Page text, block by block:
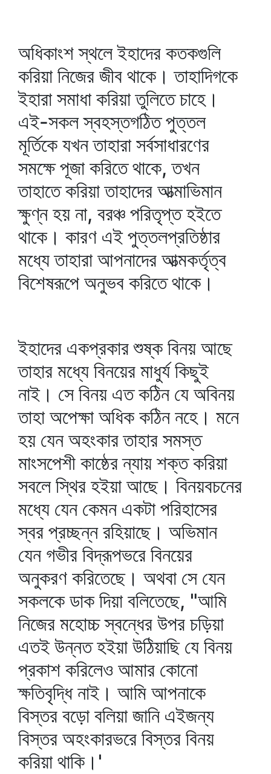
অধিকাংশ স্থলে ইহাদের কতকগুলি
করিয়া নিজের জীব থাকে। তাহাদিগকে
ইহারা সমাধা করিয়া তুলিতে চাহে।
এই-সকল স্বহস্তগঠিত পুত্তল
মূর্তিকে যখন তাহারা সর্বসাধারণের
সমক্ষে পূজা করিতে থাকে, তখন
তাহাতে করিয়া তাহাদের আত্মাভিমান
ক্ষুণ্ন হয় না, বরঞ্চ পরিতৃপ্ত হইতে
থাকে। কারণ এই পুত্তলপ্রতিষ্ঠার
মধ্যে তাহারা আপনাদের আত্মকর্তৃত্ব
বিশেষরূপে অনুভব করিতে থাকে।
ইহাদের একপ্রকার শুষ্ক বিনয় আছে
তাহার মধ্যে বিনয়ের মাধুর্য কিছুই
নাই। সে বিনয় এত কঠিন যে অবিনয়
তাহা অপেক্ষা অধিক কঠিন নহে। মনে
হয় যেন অহংকার তাহার সমস্ত
মাংসপেশী কাষ্ঠের ন্যায় শক্ত করিয়া
সবলে স্থির হইয়া আছে। বিনয়বচনের
মধ্যে যেন কেমন একটা পরিহাসের
স্বর প্রচ্ছন্ন রহিয়াছে। অভিমান
যেন গভীর বিদ্রূপভরে বিনয়ের
অনুকরণ করিতেছে। অথবা সে যেন
সকলকে ডাক দিয়া বলিতেছে, "আমি
নিজের মহোচ্চ স্বন্ধের উপর চড়িয়া
এতই উন্নত হইয়া উঠিয়াছি যে বিনয়
প্রকাশ করিলেও আমার কোনো
ক্ষতিবৃদ্ধি নাই। আমি আপনাকে
বিস্তর বড়ো বলিয়া জানি এইজন্য
বিস্তর অহংকারভরে বিস্তর বিনয়
করিয়া থাকি।'